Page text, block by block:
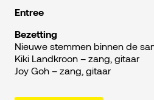
Entree
Bezetting
Nieuwe stemmen binnen de
Kiki Landkroon – zang, gitaar
Joy Goh – zang, gitaar